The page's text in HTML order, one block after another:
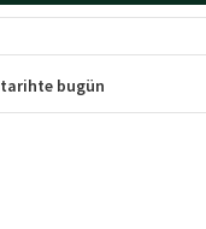
tarihte bugün